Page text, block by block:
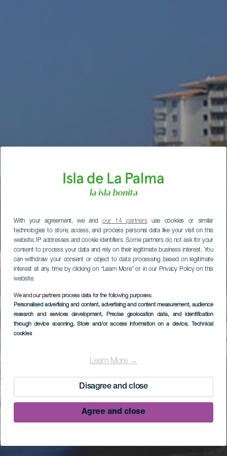
With your agreement, we andour 14 partnersuse cookies or similar
technologies to store, access, and process personal data like your visit on this
website, IP addresses and cookie identifiers. Some partners do not ask for your
consent to process your data and rely on their legitimate business interest. You
can withdraw your consent or object to data processing based on legitimate
interest at any time by clicking on “Learn More” or in our Privacy Policy on this
website.
We and our partners process data for the following purposes:
Personalised advertising and content, advertising and content measurement, audience
research and services development, Precise geolocation data, and identification
through device scanning, Store and/or access information on a device, Technical
cookies
Learn More →
Disagree and close
Agree and close